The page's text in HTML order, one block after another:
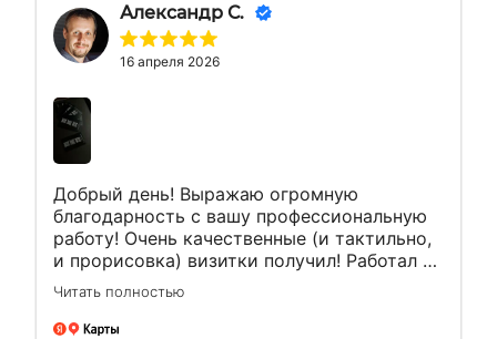
Александр С.
16 апреля 2026
Добрый день! Выражаю огромную
благодарность с вашу профессиональную
работу! Очень качественные (и тактильно,
и прорисовка) визитки получил! Работал с
менеджером Еленой. Ей отдельная
благодарность за мгновенные ответы и
полное сопровождение заказа!
Читать полностью